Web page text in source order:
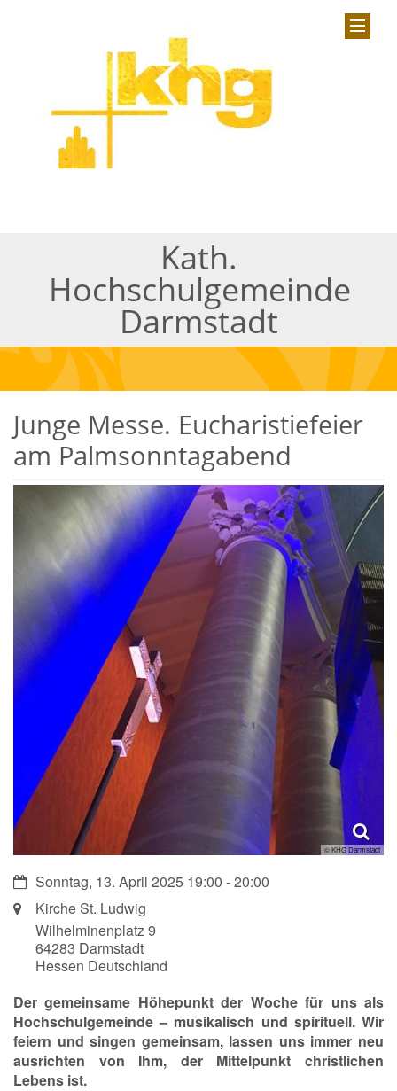
Kath.
Hochschulgemeinde
Darmstadt
Junge Messe. Eucharistiefeier
am Palmsonntagabend
© KHG Darmstadt
Datum:Sonntag, 13. April 2025 19:00 - 20:00
Ort: Kirche St. Ludwig
Wilhelminenplatz 9
64283 Darmstadt
Hessen Deutschland
Der gemeinsame Höhepunkt der Woche für uns als
Hochschulgemeinde – musikalisch und spirituell. Wir
feiern und singen gemeinsam, lassen uns immer neu
ausrichten von Ihm, der Mittelpunkt christlichen
Lebens ist.